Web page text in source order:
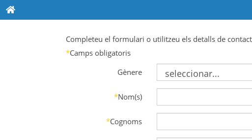
Completeu el formulari o utilitzeu els detalls de
*Camps obligatoris
Gènere
*Nom(s)
*Cognoms